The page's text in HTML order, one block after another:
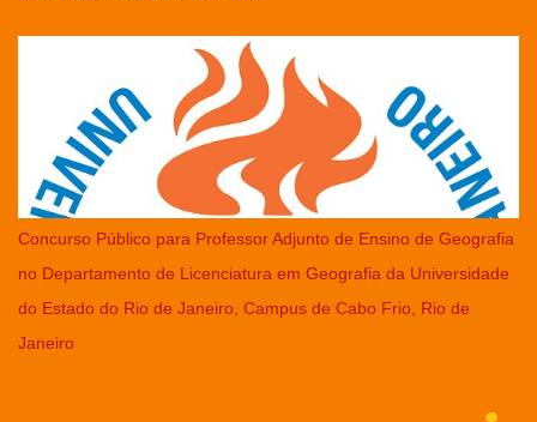
Concurso Público para Professor Adjunto de Ensino de Geografia
no Departamento de Licenciatura em Geografia da Universidade
do Estado do Rio de Janeiro, Campus de Cabo Frio, Rio de
Janeiro